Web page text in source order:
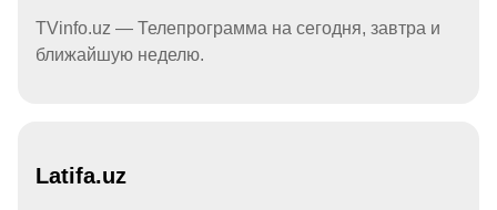
TVinfo.uz — Телепрограмма на сегодня, завтра и
ближайшую неделю.
Latifa.uz